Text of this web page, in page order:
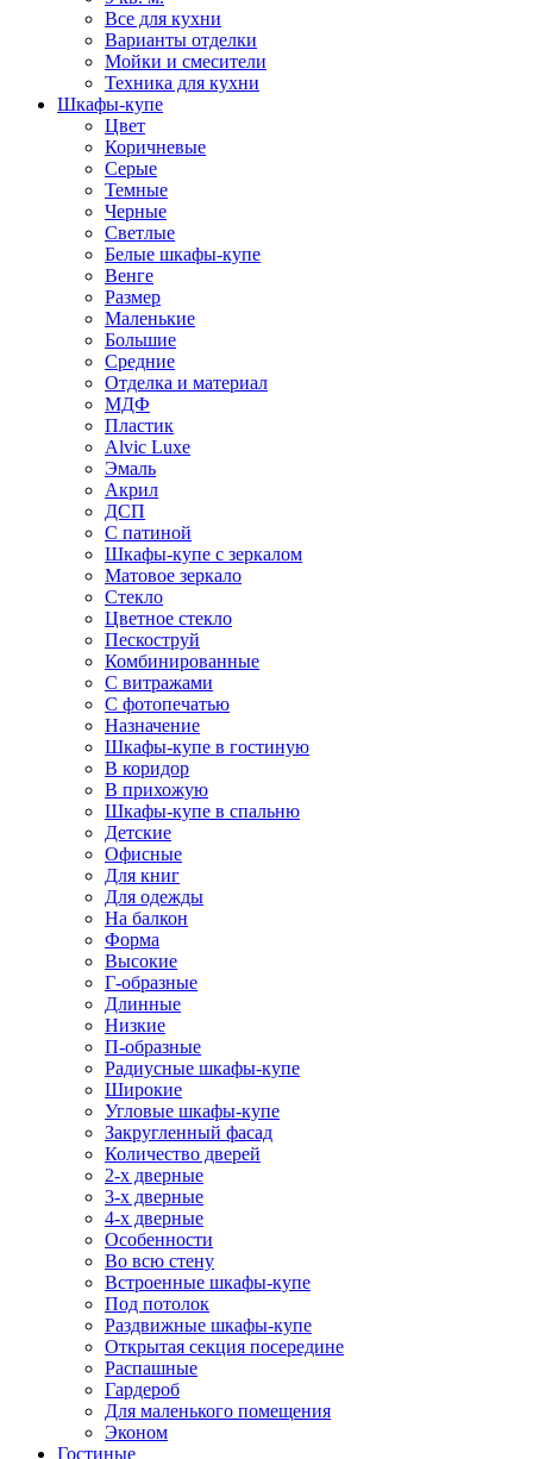
Все для кухни
Варианты отделки
Мойки и смесители
Техника для кухни
Шкафы-купе
Цвет
Коричневые
Серые
Темные
Черные
Светлые
Белые шкафы-купе
Венге
Размер
Маленькие
Большие
Средние
Отделка и материал
МДФ
Пластик
Alvic Luxe
Эмаль
Акрил
ДСП
С патиной
Шкафы-купе с зеркалом
Матовое зеркало
Стекло
Цветное стекло
Пескоструй
Комбинированные
С витражами
С фотопечатью
Назначение
Шкафы-купе в гостиную
В коридор
В прихожую
Шкафы-купе в спальню
Детские
Офисные
Для книг
Для одежды
На балкон
Форма
Высокие
Г-образные
Длинные
Низкие
П-образные
Радиусные шкафы-купе
Широкие
Угловые шкафы-купе
Закругленный фасад
Количество дверей
2-х дверные
3-х дверные
4-х дверные
Особенности
Во всю стену
Встроенные шкафы-купе
Под потолок
Раздвижные шкафы-купе
Открытая секция посередине
Распашные
Гардероб
Для маленького помещения
Эконом
Гостиные